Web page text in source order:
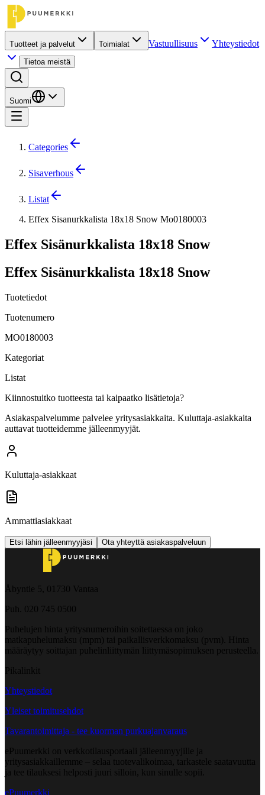
Tuotteet ja palvelut Toimialat Vastuullisuus Yhteystiedot
Tietoa meistä
Suomi
Categories
Sisaverhous
Listat
Effex Sisanurkkalista 18x18 Snow Mo0180003
Effex Sisänurkkalista 18x18 Snow
Effex Sisänurkkalista 18x18 Snow
Tuotetiedot
Tuotenumero
MO0180003
Kategoriat
Listat
Kiinnostuitko tuotteesta tai kaipaatko lisätietoja?
Asiakaspalvelumme palvelee yritysasiakkaita. Kuluttaja-asiakkaita
auttavat tuotteidemme jälleenmyyjät.
Kuluttaja-asiakkaat
Ammattiasiakkaat
Etsi lähin jälleenmyyjäsi Ota yhteyttä asiakaspalveluun
Åbyntie 5, 01730 Vantaa
Puh. 020 745 0500
Puhelujen hinta yritysnumeroihin soitettaessa on joko
matkapuhelumaksu (mpm) tai paikallisverkkomaksu (pvm). Hinta
määräytyy soittajan puhelinliittymän liittymäsopimuksen perusteella.
Pikalinkit
Yhteystiedot
Yleiset toimitusehdot
Tavarantoimittaja - tee kuorman purkuajanvaraus
ePuumerkki on verkkotilausportaali jälleenmyyjille ja
yritysasiakkaillemme – selaa tuotevalikoimaa, tarkastele saatavuutta
ja tee tilauksesi helposti juuri silloin, kun sinulle sopii.
ePuumerkki